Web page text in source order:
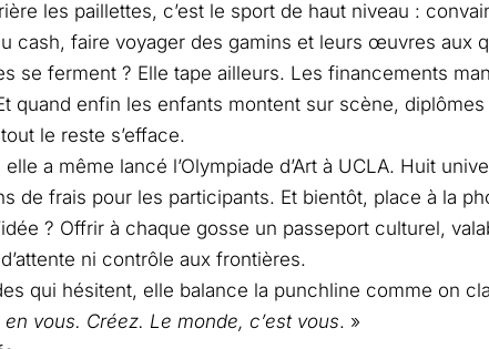
les paillettes, c’est le sport de haut niveau :
cash, faire voyager des gamins et leurs œuvres aux
se ferment ? Elle tape ailleurs. Les financements
quand enfin les enfants montent sur scène,
le reste s’efface.
a même lancé l’Olympiade d’Art à UCLA. Huit
de frais pour les participants. Et bientôt, place à la
? Offrir à chaque gosse un passeport culturel,
ni contrôle aux frontières.
qui hésitent, elle balance la punchline comme on
en vous. Créez. Le monde, c’est vous. »